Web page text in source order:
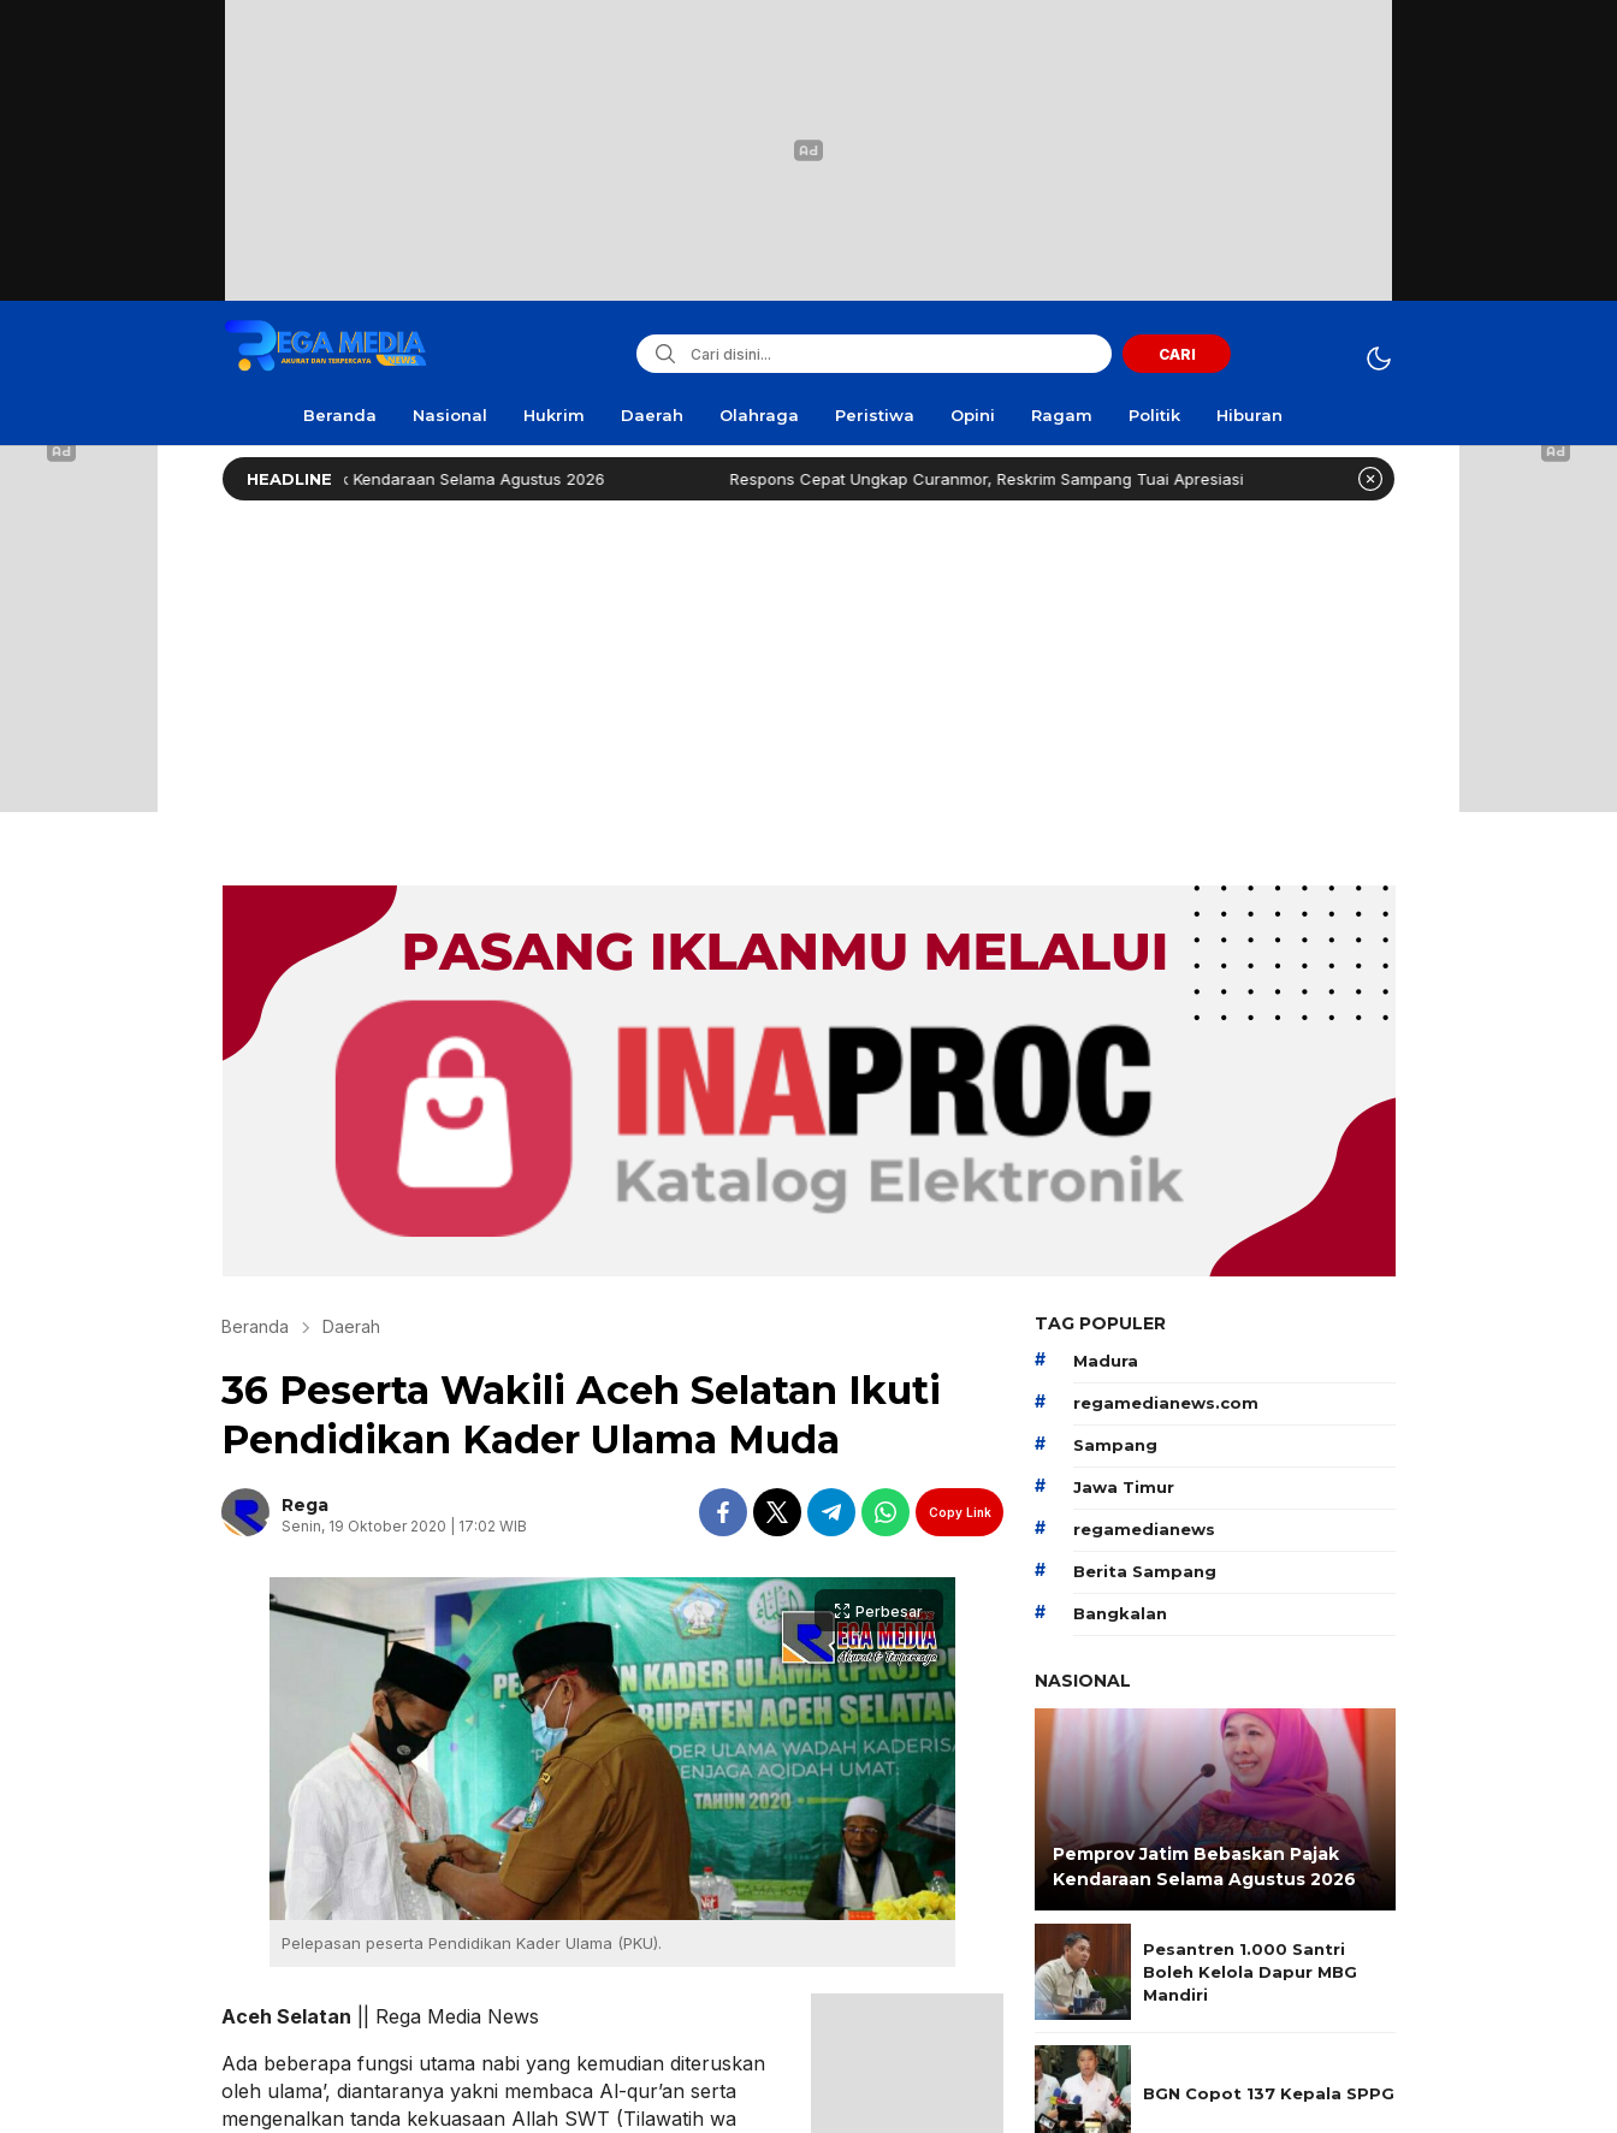
CARI
Beranda Nasional Hukrim Daerah Olahraga Peristiwa Opini Ragam Politik Hiburan
HEADLINE
Jatim Bebaskan Pajak Kendaraan Selama Agustus 2026 Respons Cepat Ungkap Curanmor, Reskrim Sampang Tuai Apresiasi Curi Motor! Dua Warga Batuporo Sampang Dibui
Beranda Daerah
36 Peserta Wakili Aceh Selatan Ikuti
Pendidikan Kader Ulama Muda
Rega
Senin, 19 Oktober 2020 | 17:02 WIB
Copy Link
Perbesar
Pelepasan peserta Pendidikan Kader Ulama (PKU).
Aceh Selatan || Rega Media News
Ada beberapa fungsi utama nabi yang kemudian diteruskan
oleh ulama’, diantaranya yakni membaca Al-qur’an serta
mengenalkan tanda kekuasaan Allah SWT (Tilawatih wa
TAG POPULER
# Madura
# regamedianews.com
# Sampang
# Jawa Timur
# regamedianews
# Berita Sampang
# Bangkalan
NASIONAL
Pemprov Jatim Bebaskan Pajak
Kendaraan Selama Agustus 2026
Pesantren 1.000 Santri
Boleh Kelola Dapur MBG
Mandiri
BGN Copot 137 Kepala SPPG